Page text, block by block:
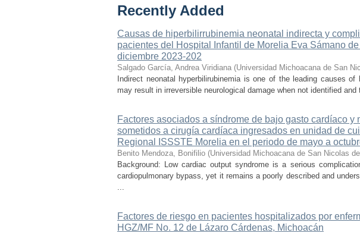
Recently Added
Causas de hiperbilirrubinemia neonatal indirecta y
pacientes del Hospital Infantil de Morelia Eva Sámano
diciembre 2023-202
Salgado García, Andrea Viridiana (Universidad Michoacana de San
Indirect neonatal hyperbilirubinemia is one of the leading causes
may result in irreversible neurological damage when not identified
Factores asociados a síndrome de bajo gasto cardíaco
sometidos a cirugía cardíaca ingresados en unidad de
Regional ISSSTE Morelia en el periodo de mayo a
Benito Mendoza, Bonifilio (Universidad Michoacana de San Nicolas
Background: Low cardiac output syndrome is a serious
cardiopulmonary bypass, yet it remains a poorly described and
...
Factores de riesgo en pacientes hospitalizados por
HGZ/MF No. 12 de Lázaro Cárdenas, Michoacán